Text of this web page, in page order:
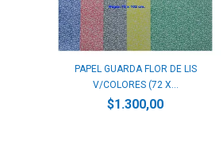
PAPEL GUARDA FLOR DE LIS
V/COLORES (72 X...
$1.300,00